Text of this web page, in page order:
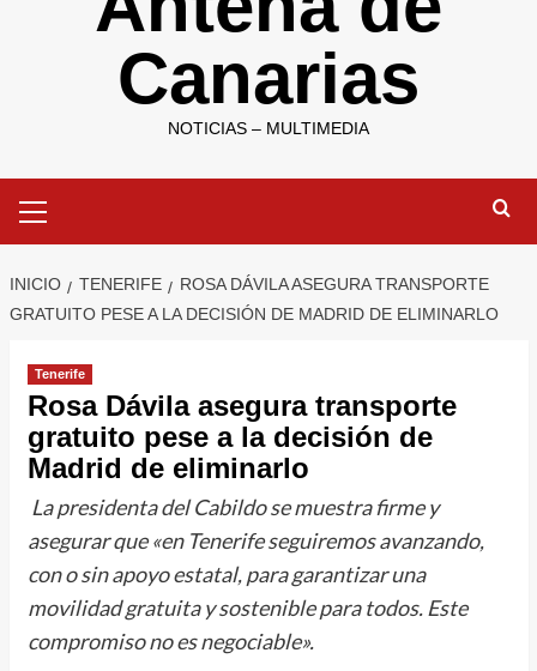
Canarias
NOTICIAS – MULTIMEDIA
primario
INICIO TENERIFE
ROSA DÁVILA ASEGURA TRANSPORTE
GRATUITO PESE A LA DECISIÓN DE MADRID DE ELIMINARLO
Tenerife
Rosa Dávila asegura transporte
gratuito pese a la decisión de
Madrid de eliminarlo
La presidenta del Cabildo se muestra firme y
asegurar que «en Tenerife seguiremos avanzando,
con o sin apoyo estatal, para garantizar una
movilidad gratuita y sostenible para todos. Este
compromiso no es negociable».